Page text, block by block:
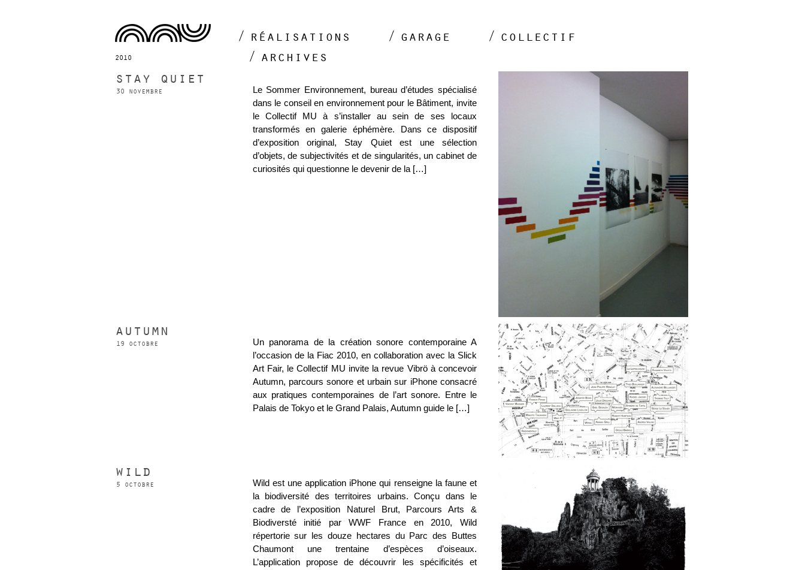
réalisations garage
collectif
archives
2010
stay quiet
30 novembre
Le Sommer Environnement, bureau d’études spécialisé
dans le conseil en environnement pour le Bâtiment, invite
le Collectif MU à s’installer au sein de ses locaux
transformés en galerie éphémère. Dans ce dispositif
d’exposition original, Stay Quiet est une sélection
d’objets, de subjectivités et de singularités, un cabinet de
curiosités qui questionne le devenir de la […]
autumn
19 octobre
Un panorama de la création sonore contemporaine A
l’occasion de la Fiac 2010, en collaboration avec la Slick
Art Fair, le Collectif MU invite la revue Vibrö à concevoir
Autumn, parcours sonore et urbain sur iPhone consacré
aux pratiques contemporaines de l’art sonore. Entre le
Palais de Tokyo et le Grand Palais, Autumn guide le […]
wild
5 octobre
Wild est une application iPhone qui renseigne la faune et
la biodiversité des territoires urbains. Conçu dans le
cadre de l’exposition Naturel Brut, Parcours Arts &
Biodiversté initié par WWF France en 2010, Wild
répertorie sur les douze hectares du Parc des Buttes
Chaumont une trentaine d’espèces d’oiseaux.
L’application propose de découvrir les spécificités et